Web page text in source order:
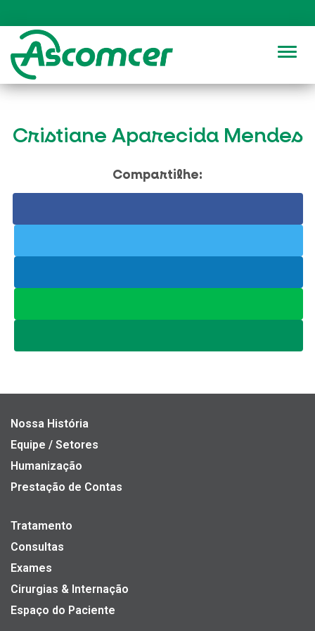
Cristiane Aparecida Mendes
Compartilhe:
Nossa História
Equipe / Setores
Humanização
Prestação de Contas
Tratamento
Consultas
Exames
Cirurgias & Internação
Espaço do Paciente